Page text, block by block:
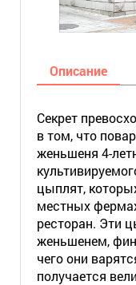
Описание
Секрет
в том, что
женьшеня 4-
цыплят,
местных
ресторан. Эти
женьшенем,
чего они
получается